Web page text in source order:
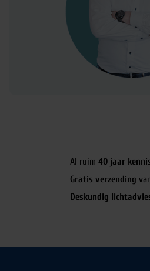
Al ruim 40 jaar
Gratis verzending
Deskundig